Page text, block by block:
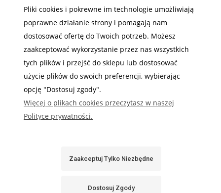
Zlecenie do
produkcji (w
celu
informacji nt.
terminu
produkcji
prosimy o
kontakt)
Wysyłka w: 48
1 228,00 zł
Pliki cookies i pokrewne im technologie umożliwiają
poprawne działanie strony i pomagają nam
dostosować ofertę do Twoich potrzeb. Możesz
zaakceptować wykorzystanie przez nas wszystkich
tych plików i przejść do sklepu lub dostosować
użycie plików do swoich preferencji, wybierając
opcję "Dostosuj zgody".
Więcej o plikach cookies przeczytasz w naszej
Polityce prywatności.
Zaakceptuj Tylko Niezbędne
Dostosuj Zgody